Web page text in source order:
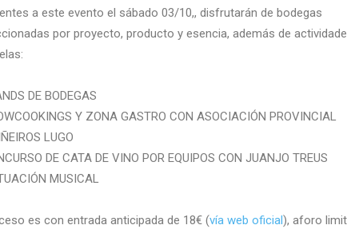
a este evento el sábado 03/10,, disfrutarán de bodegas
por proyecto, producto y esencia, además de
DE BODEGAS
Y ZONA GASTRO CON ASOCIACIÓN PROVINCIAL
LUGO
DE CATA DE VINO POR EQUIPOS CON JUANJO TREUS
MUSICAL
es con entrada anticipada de 18€ (vía web oficial), aforo